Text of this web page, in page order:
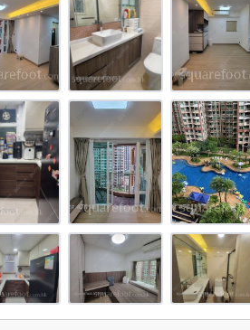
栢慧豪园一期(栢慧豪园) 售盘 2 房 , 1 浴室
栢慧豪园一期(栢慧豪园) 售盘 2 房 , 1 浴室
栢慧豪园一期(栢慧豪园) 售盘 2 房 , 1 浴室
栢慧豪园一期(栢慧豪园) 售盘 2 房 , 1 浴室
栢慧豪园一期(栢慧豪园) 售盘 2 房 , 1 浴室
栢慧豪园一期(栢慧豪园) 售盘 2 房 , 1 浴室
栢慧豪园一期(栢慧豪园) 售盘 2 房 , 1 浴室
栢慧豪园一期(栢慧豪园) 售盘 2 房 , 1 浴室
栢慧豪园一期(栢慧豪园) 售盘 2 房 , 1 浴室
栢慧豪园一期(栢慧豪园) 售盘 2 房 , 1 浴室
栢慧豪园一期(栢慧豪园) 售盘 2 房 , 1 浴室